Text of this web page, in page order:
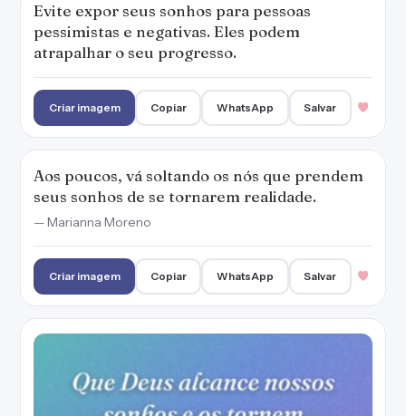
Evite expor seus sonhos para pessoas
pessimistas e negativas. Eles podem
atrapalhar o seu progresso.
Criar imagem Copiar WhatsApp Salvar
Aos poucos, vá soltando os nós que prendem
seus sonhos de se tornarem realidade.
— Marianna Moreno
Criar imagem Copiar WhatsApp Salvar